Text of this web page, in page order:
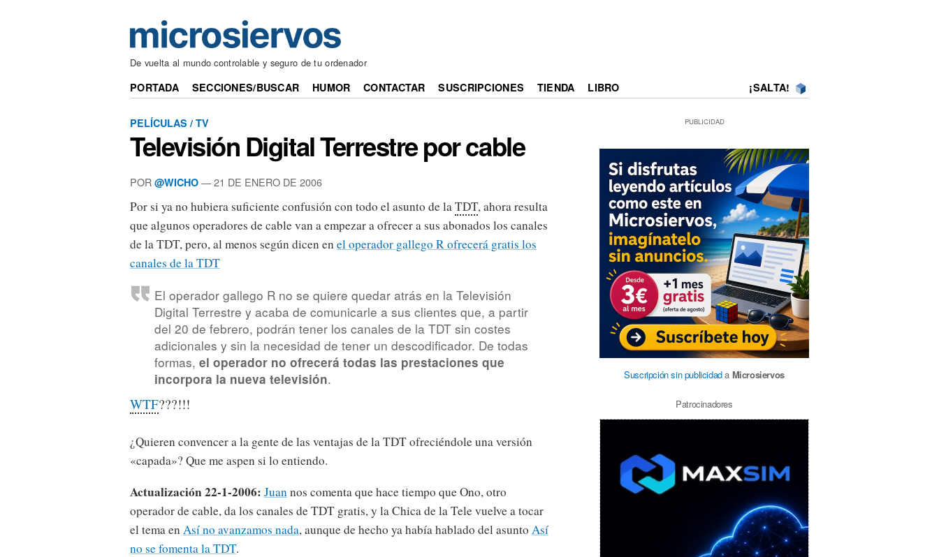
De vuelta al mundo controlable y seguro de tu ordenador
PORTADA SECCIONES/BUSCAR HUMOR CONTACTAR SUSCRIPCIONES TIENDA LIBRO ¡SALTA!
PELÍCULAS / TV
Televisión Digital Terrestre por cable
POR @WICHO — 21 DE ENERO DE 2006
Por si ya no hubiera suficiente confusión con todo el asunto de laTDT, ahora resulta
que algunos operadores de cable van a empezar a ofrecer a sus abonados los canales
de la TDT, pero, al menos según dicen enel operador gallego R ofrecerá gratis los
canales de la TDT
El operador gallego R no se quiere quedar atrás en la Televisión
Digital Terrestre y acaba de comunicarle a sus clientes que, a partir
del 20 de febrero, podrán tener los canales de la TDT sin costes
adicionales y sin la necesidad de tener un descodificador. De todas
formas, el operador no ofrecerá todas las prestaciones que
incorpora la nueva televisión.
WTF???!!!
¿Quieren convencer a la gente de las ventajas de la TDT ofreciéndole una versión
«capada»? Que me aspen si lo entiendo.
Actualización 22-1-2006: Juannos comenta que hace tiempo que Ono, otro
operador de cable, da los canales de TDT gratis, y la Chica de la Tele vuelve a tocar
el tema enAsí no avanzamos nada, aunque de hecho ya había hablado del asunto Así
no se fomenta la TDT.
PUBLICIDAD
Suscripción sin publicidada Microsiervos
Patrocinadores